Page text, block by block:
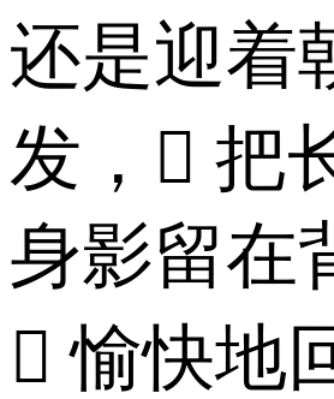
还是迎着
发， 把
身影留在
 愉快地